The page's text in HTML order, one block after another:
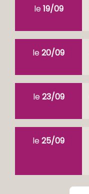
le19/09
le20/09
le23/09
le25/09